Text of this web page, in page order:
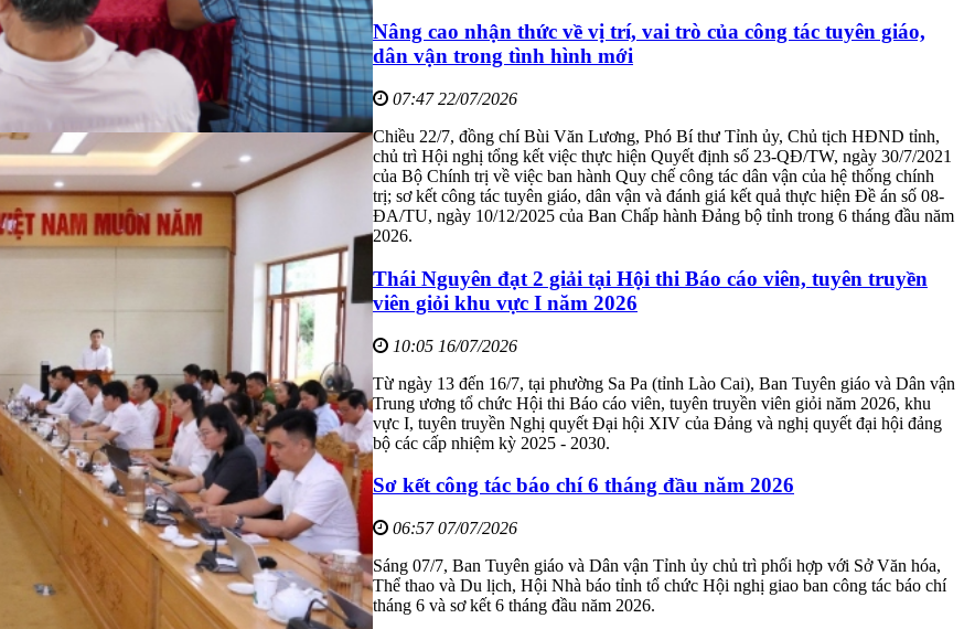
Nâng cao nhận thức về vị trí, vai trò của công tác tuyên giáo,
dân vận trong tình hình mới
07:47 22/07/2026
Chiều 22/7, đồng chí Bùi Văn Lương, Phó Bí thư Tỉnh ủy, Chủ tịch HĐND tỉnh,
chủ trì Hội nghị tổng kết việc thực hiện Quyết định số 23-QĐ/TW, ngày 30/7/2021
của Bộ Chính trị về việc ban hành Quy chế công tác dân vận của hệ thống chính
trị; sơ kết công tác tuyên giáo, dân vận và đánh giá kết quả thực hiện Đề án số 08-
ĐA/TU, ngày 10/12/2025 của Ban Chấp hành Đảng bộ tỉnh trong 6 tháng đầu năm
2026.
Thái Nguyên đạt 2 giải tại Hội thi Báo cáo viên, tuyên truyền
viên giỏi khu vực I năm 2026
10:05 16/07/2026
Từ ngày 13 đến 16/7, tại phường Sa Pa (tỉnh Lào Cai), Ban Tuyên giáo và Dân vận
Trung ương tổ chức Hội thi Báo cáo viên, tuyên truyền viên giỏi năm 2026, khu
vực I, tuyên truyền Nghị quyết Đại hội XIV của Đảng và nghị quyết đại hội đảng
bộ các cấp nhiệm kỳ 2025 - 2030.
Sơ kết công tác báo chí 6 tháng đầu năm 2026
06:57 07/07/2026
Sáng 07/7, Ban Tuyên giáo và Dân vận Tỉnh ủy chủ trì phối hợp với Sở Văn hóa,
Thể thao và Du lịch, Hội Nhà báo tỉnh tổ chức Hội nghị giao ban công tác báo chí
tháng 6 và sơ kết 6 tháng đầu năm 2026.